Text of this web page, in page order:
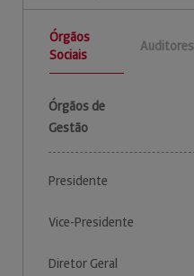
Órgãos
Sociais
Auditores
Órgãos de
Gestão
Presidente
Vice-Presidente
Diretor Geral